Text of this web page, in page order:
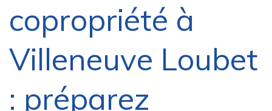
copropriété à
Villeneuve Loubet
: préparez